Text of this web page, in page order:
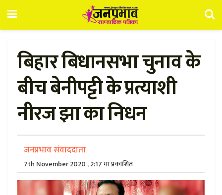
बिहार बिधानसभा चुनाव के
बीच बेनीपट्टी के प्रत्याशी
नीरज झा का निधन
जनप्रभाव संवाददाता
7th November 2020 , 2:17 मा प्रकाशित